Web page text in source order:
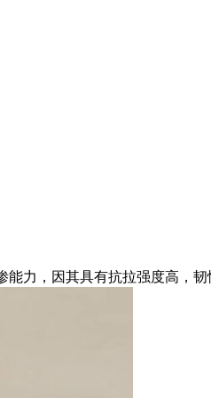
能力，因其具有抗拉强度高，